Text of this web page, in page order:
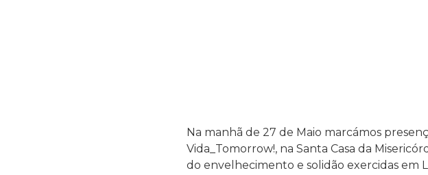
Na manhã de 27 de Maio marcámos
Vida_Tomorrow!, na Santa Casa da
do envelhecimento e solidão exercidas em